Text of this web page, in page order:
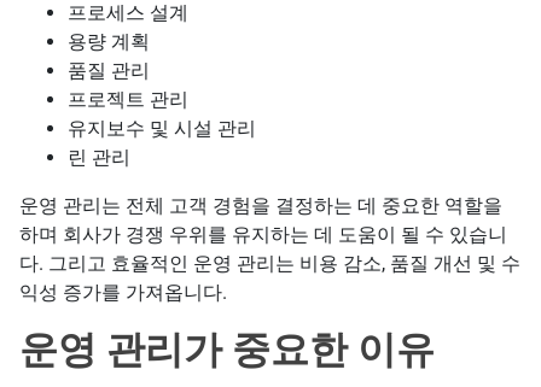
프로세스 설계
용량 계획
품질 관리
프로젝트 관리
유지보수 및 시설 관리
린 관리
운영 관리는 전체 고객 경험을 결정하는 데 중요한 역할을
하며 회사가 경쟁 우위를 유지하는 데 도움이 될 수 있습니
다. 그리고 효율적인 운영 관리는 비용 감소, 품질 개선 및 수
익성 증가를 가져옵니다.
운영 관리가 중요한 이유